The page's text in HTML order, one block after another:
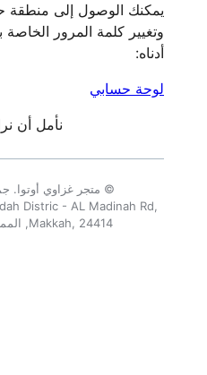
يمكنك الوصول إلى منطقة
وتغيير كلمة المرور الخاصة
أدناه:
لوحة حسابي
نأمل أن
© متجر غزاوي أوتوا.
Distric - AL Madinah Rd,
Makkah, 24414, المملكة العربية السعودية